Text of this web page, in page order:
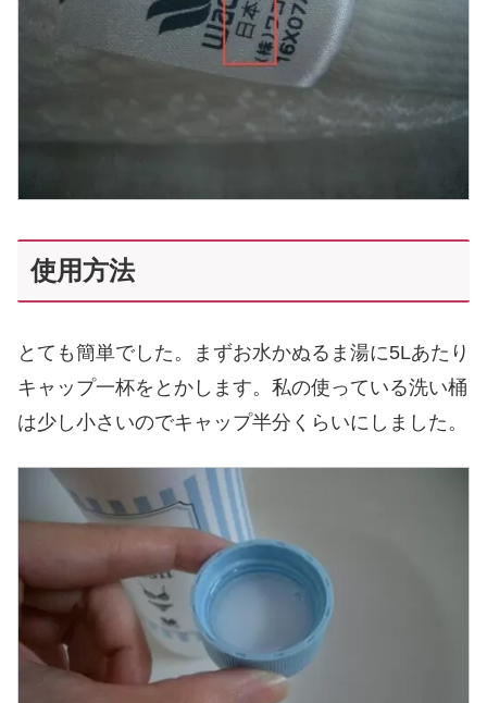
使用方法
とても簡単でした。まずお水かぬるま湯に5Lあたり
キャップ一杯をとかします。私の使っている洗い桶
は少し小さいのでキャップ半分くらいにしました。